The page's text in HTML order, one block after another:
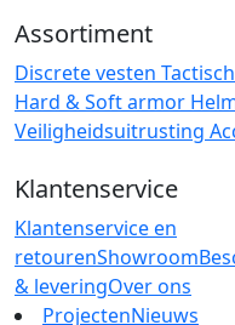
Assortiment
Discrete vesten
Hard & Soft armor
Veiligheidsuitrusting
Klantenservice
Klantenservice en
retourenShowroom
& leveringOver ons
ProjectenNieuws